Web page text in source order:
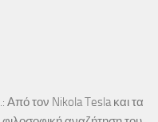
Από τον Nikola Tesla και τα